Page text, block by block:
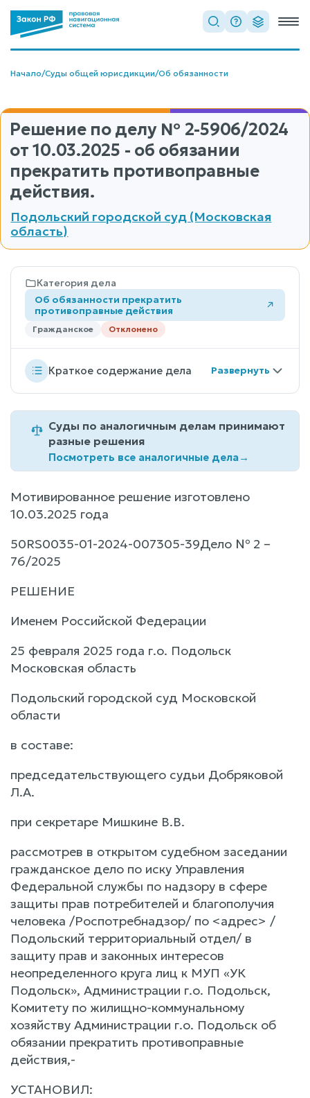
Начало/Суды общей юрисдикции/Об обязанности
Решение по делу № 2-5906/2024
от 10.03.2025 - об обязании
прекратить противоправные
действия.
Подольский городской суд (Московская
область)
Категория дела
Об обязанности прекратить
противоправные действия
Гражданское Отклонено
Краткое содержание дела
Суды по аналогичным делам принимают
разные решения
Посмотреть все аналогичные дела→
Мотивированное решение изготовлено
10.03.2025 года
50RS0035-01-2024-007305-39Дело № 2 –
76/2025
РЕШЕНИЕ
Именем Российской Федерации
25 февраля 2025 года г.о. Подольск
Московская область
Подольский городской суд Московской
области
в составе:
председательствующего судьи Добряковой
Л.А.
при секретаре Мишкине В.В.
рассмотрев в открытом судебном заседании
гражданское дело по иску Управления
Федеральной службы по надзору в сфере
защиты прав потребителей и благополучия
человека /Роспотребнадзор/ по <адрес> /
Подольский территориальный отдел/ в
защиту прав и законных интересов
неопределенного круга лиц к МУП «УК
Подольск», Администрации г.о. Подольск,
Комитету по жилищно-коммунальному
хозяйству Администрации г.о. Подольск об
обязании прекратить противоправные
действия,-
УСТАНОВИЛ: